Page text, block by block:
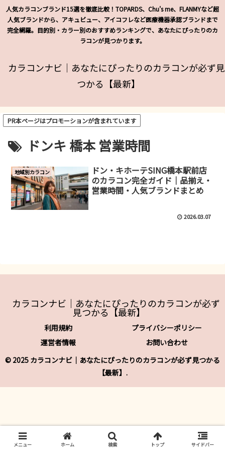
人気カラコンブランド15選を徹底比較！TOPARDS、Chu's me、FLANMYなど超
人気ブランドから、アキュビュー、アイコフレなど医療機器承認ブランドまで
完全網羅。目的別・カラー別のおすすめランキングで、あなたにぴったりのカ
ラコンが見つかります。
カラコンナビ｜あなたにぴったりのカラコンが必ず見
つかる【最新】
PR本ページはプロモーションが含まれています
ドンキ 橋本 営業時間
地域別カラコン
ドン・キホーテSING橋本駅前店
のカラコン完全ガイド｜品揃え・
営業時間・人気ブランドまとめ
2026.03.07
カラコンナビ｜あなたにぴったりのカラコンが必ず
見つかる【最新】
利用規約
プライバシーポリシー
運営者情報
お問い合わせ
© 2025 カラコンナビ｜あなたにぴったりのカラコンが必ず見つかる
【最新】.
メニュー ホーム 検索 トップ サイドバー